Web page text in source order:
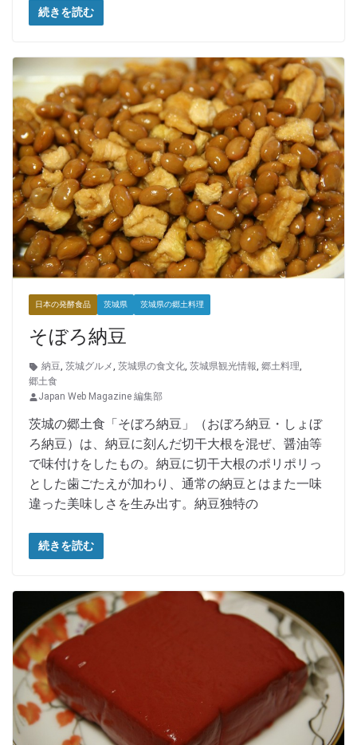
続きを読む
日本の発酵食品 茨城県 茨城県の郷土料理
そぼろ納豆
納豆, 茨城グルメ, 茨城県の食文化, 茨城県観光情報, 郷土料理,
郷土食
Japan Web Magazine 編集部
茨城の郷土食「そぼろ納豆」（おぼろ納豆・しょぼ
ろ納豆）は、納豆に刻んだ切干大根を混ぜ、醤油等
で味付けをしたもの。納豆に切干大根のポリポリっ
とした歯ごたえが加わり、通常の納豆とはまた一味
違った美味しさを生み出す。納豆独特の
続きを読む